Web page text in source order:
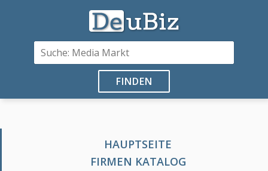
FINDEN
HAUPTSEITE
FIRMEN KATALOG